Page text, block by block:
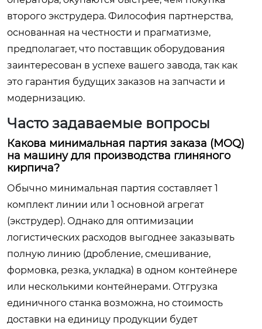
второго экструдера. Философия партнерства,
основанная на честности и прагматизме,
предполагает, что поставщик оборудования
заинтересован в успехе вашего завода, так как
это гарантия будущих заказов на запчасти и
модернизацию.
Часто задаваемые вопросы
Какова минимальная партия заказа (MOQ)
на машину для производства глиняного
кирпича?
Обычно минимальная партия составляет 1
комплект линии или 1 основной агрегат
(экструдер). Однако для оптимизации
логистических расходов выгоднее заказывать
полную линию (дробление, смешивание,
формовка, резка, укладка) в одном контейнере
или несколькими контейнерами. Отгрузка
единичного станка возможна, но стоимость
доставки на единицу продукции будет